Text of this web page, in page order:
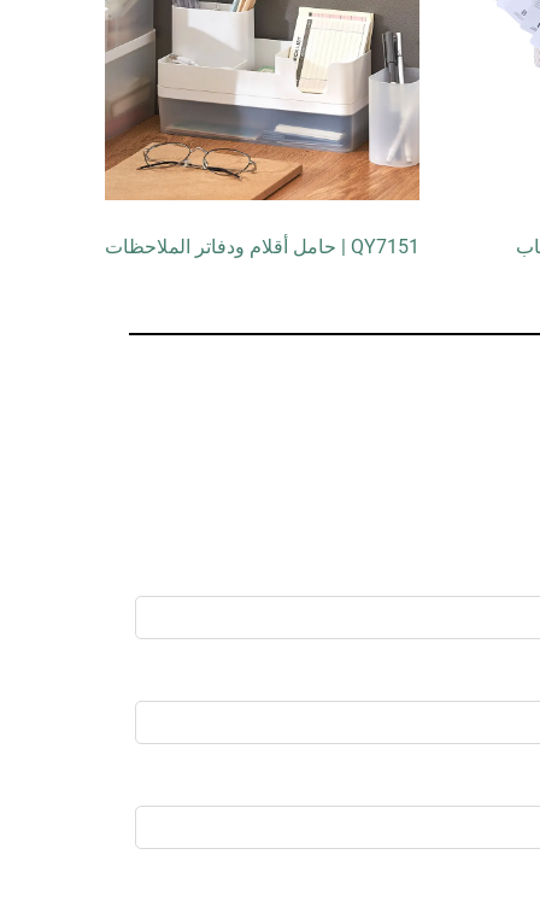
QY7151 | حامل أقلام ودفاتر الملاحظات